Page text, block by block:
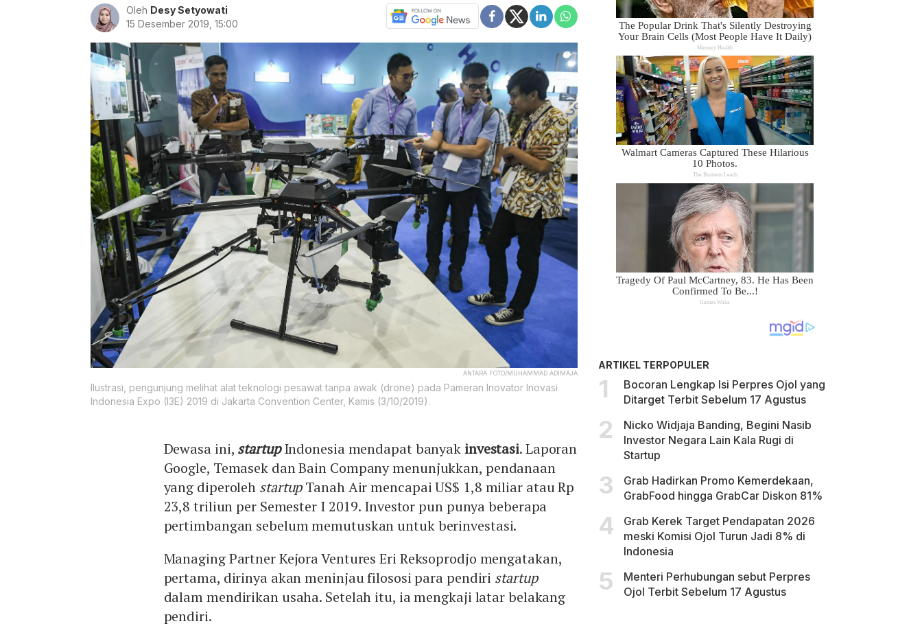
Oleh Desy Setyowati
15 Desember 2019, 15:00
ANTARA FOTO/MUHAMMAD ADIMAJA
Ilustrasi, pengunjung melihat alat teknologi pesawat tanpa awak (drone) pada Pameran Inovator Inovasi
Indonesia Expo (I3E) 2019 di Jakarta Convention Center, Kamis (3/10/2019).
Dewasa ini, startup Indonesia mendapat banyak investasi. Laporan
Google, Temasek dan Bain Company menunjukkan, pendanaan
yang diperoleh startupTanah Air mencapai US$ 1,8 miliar atau Rp
23,8 triliun per Semester I 2019. Investor pun punya beberapa
pertimbangan sebelum memutuskan untuk berinvestasi.
Managing Partner Kejora Ventures Eri Reksoprodjo mengatakan,
pertama, dirinya akan meninjau filososi para pendiri startup
dalam mendirikan usaha. Setelah itu, ia mengkaji latar belakang
pendiri.
ARTIKEL TERPOPULER
Bocoran Lengkap Isi Perpres Ojol yang
Ditarget Terbit Sebelum 17 Agustus
Nicko Widjaja Banding, Begini Nasib
Investor Negara Lain Kala Rugi di
Startup
Grab Hadirkan Promo Kemerdekaan,
GrabFood hingga GrabCar Diskon 81%
Grab Kerek Target Pendapatan 2026
meski Komisi Ojol Turun Jadi 8% di
Indonesia
Menteri Perhubungan sebut Perpres
Ojol Terbit Sebelum 17 Agustus